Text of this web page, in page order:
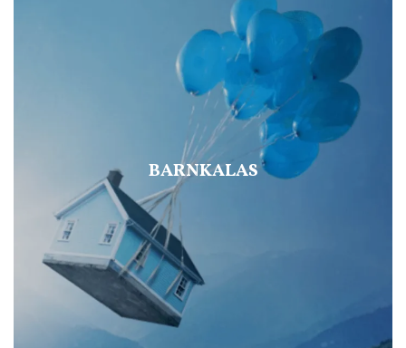
BARNKALAS